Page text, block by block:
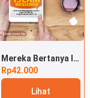
Mereka Bertanya Islam Menjawab
Rp42.000
Lihat